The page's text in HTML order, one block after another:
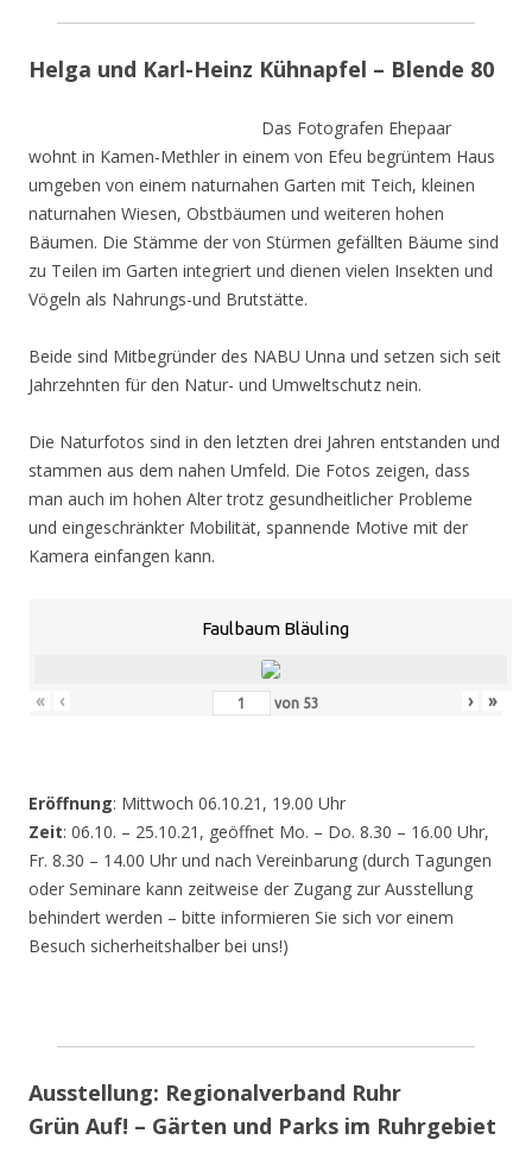
Helga und Karl-Heinz Kühnapfel – Blende 80
Das Fotografen Ehepaar
wohnt in Kamen-Methler in einem von Efeu begrüntem Haus
umgeben von einem naturnahen Garten mit Teich, kleinen
naturnahen Wiesen, Obstbäumen und weiteren hohen
Bäumen. Die Stämme der von Stürmen gefällten Bäume sind
zu Teilen im Garten integriert und dienen vielen Insekten und
Vögeln als Nahrungs-und Brutstätte.
Beide sind Mitbegründer des NABU Unna und setzen sich seit
Jahrzehnten für den Natur- und Umweltschutz nein.
Die Naturfotos sind in den letzten drei Jahren entstanden und
stammen aus dem nahen Umfeld. Die Fotos zeigen, dass
man auch im hohen Alter trotz gesundheitlicher Probleme
und eingeschränkter Mobilität, spannende Motive mit der
Kamera einfangen kann.
Faulbaum Bläuling
« ‹ von 53 › »
Eröffnung: Mittwoch 06.10.21, 19.00 Uhr
Zeit: 06.10. – 25.10.21, geöffnet Mo. – Do. 8.30 – 16.00 Uhr,
Fr. 8.30 – 14.00 Uhr und nach Vereinbarung (durch Tagungen
oder Seminare kann zeitweise der Zugang zur Ausstellung
behindert werden – bitte informieren Sie sich vor einem
Besuch sicherheitshalber bei uns!)
Ausstellung: Regionalverband Ruhr
Grün Auf! – Gärten und Parks im Ruhrgebiet